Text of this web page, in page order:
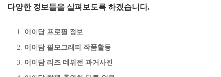
다양한 정보들을 살펴보도록 하겠습니다.
이이담 프로필 정보
이이담 필모그래피 작품활동
이이담 리즈 데뷔전 과거사진